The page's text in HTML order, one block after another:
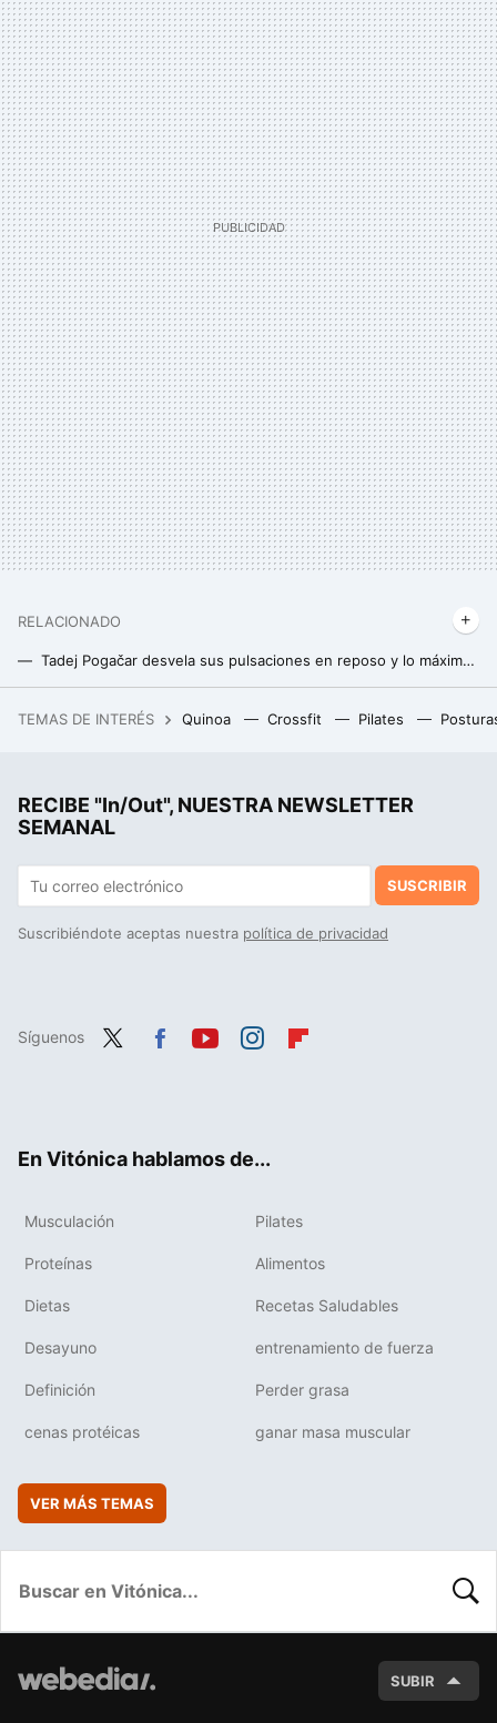
RELACIONADO
Tadej Pogačar desvela sus pulsaciones en reposo y lo máximo a lo que ha puesto su corazón. Los datos son espeluznantes
TEMAS DE INTERÉS Quinoa Crossfit Pilates
RECIBE "In/Out", NUESTRA NEWSLETTER
SEMANAL
SUSCRIBIR
Suscribiéndote aceptas nuestra política de privacidad
Síguenos
En Vitónica hablamos de...
Musculación Pilates
Proteínas Alimentos
Dietas Recetas Saludables
Desayuno entrenamiento de fuerza
Definición Perder grasa
cenas protéicas ganar masa muscular
VER MÁS TEMAS
SUBIR